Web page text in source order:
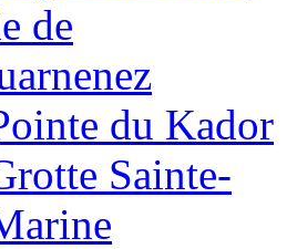
de
du Kador
Sainte-